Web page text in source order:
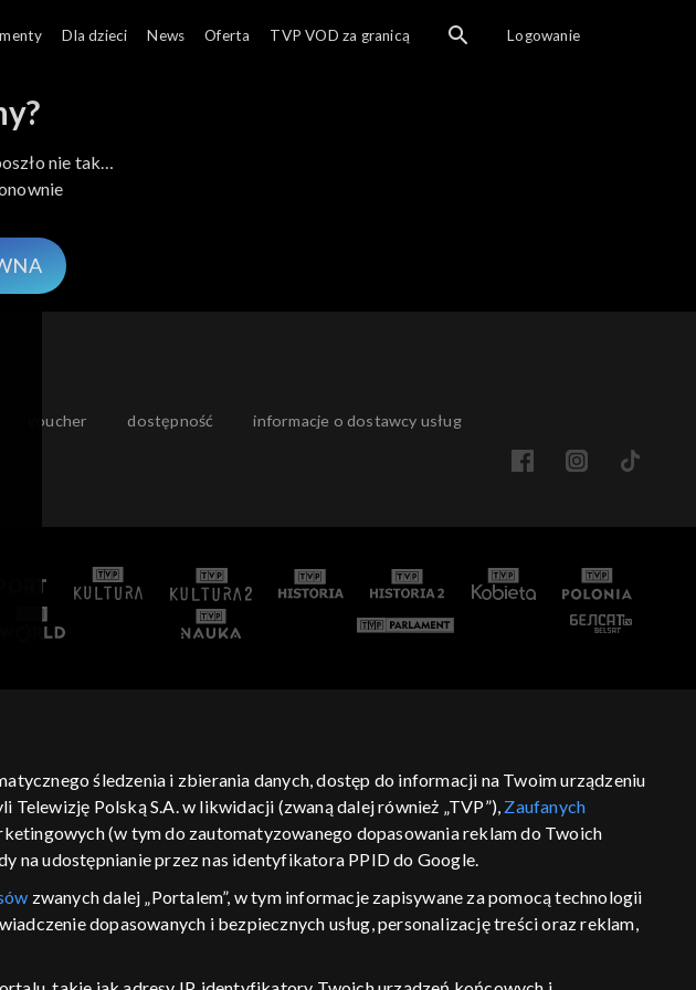
nie tak…
voucher dostępność informacje o dostawcy usług
Dla dzieci News Oferta TVP VOD za granicą Logowanie
śledzenia i zbierania danych, dostęp do informacji na Twoim urządzeniu
Polską S.A. w likwidacji (zwaną dalej również „TVP”), Zaufanych
(w tym do zautomatyzowanego dopasowania reklam do Twoich
na udostępnianie przez nas identyfikatora PPID do Google.
zwanych dalej „Portalem”, w tym informacje zapisywane za pomocą technologii
dopasowanych i bezpiecznych usług, personalizację treści oraz reklam,